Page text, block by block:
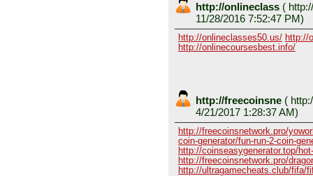
http://onlineclass (
11/28/2016 7:52:47 PM)
http://onlineclasses50.us/ http://
http://onlinecoursesbest.info/
http://freecoinsne (
4/21/2017 1:28:37 AM)
http://freecoinsnetwork.pro/
coin-generator/fun-run-2-coin-
http://coinseasygenerator.top/
http://freecoinsnetwork.pro/
http://ultragamecheats.club/fifa/